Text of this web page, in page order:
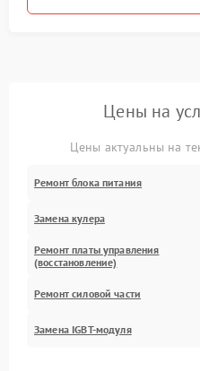
Цены на
Цены актуальны на
Ремонт блока питания
Замена кулера
Ремонт платы управления
(восстановление)
Ремонт силовой части
Замена IGBT-модуля